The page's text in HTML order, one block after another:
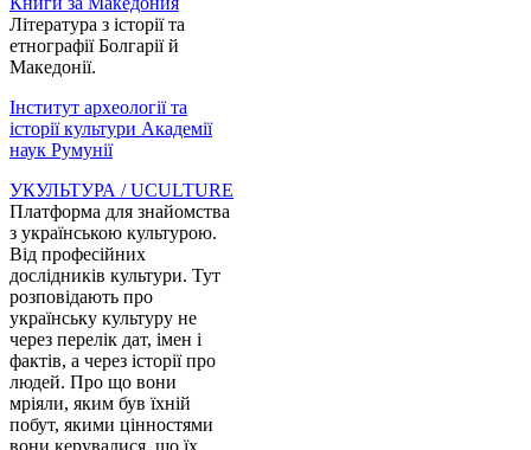
Література з історії та
етнографії Болгарії й
Македонії.
Інститут археології та
історії культури Академії
наук Румунії
УКУЛЬТУРА / UCULTURE
Платформа для знайомства
з українською культурою.
Від професійних
дослідників культури. Тут
розповідають про
українську культуру не
через перелік дат, імен і
фактів, а через історії про
людей. Про що вони
мріяли, яким був їхній
побут, якими цінностями